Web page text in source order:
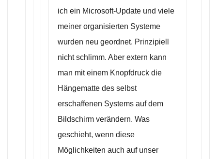
ich ein Microsoft-Update und viele
meiner organisierten Systeme
wurden neu geordnet. Prinzipiell
nicht schlimm. Aber extern kann
man mit einem Knopfdruck die
Hängematte des selbst
erschaffenen Systems auf dem
Bildschirm verändern. Was
geschieht, wenn diese
Möglichkeiten auch auf unser